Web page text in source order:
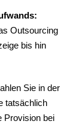
Outsourcing
bis hin
Sie in der
tatsächlich
Provision bei